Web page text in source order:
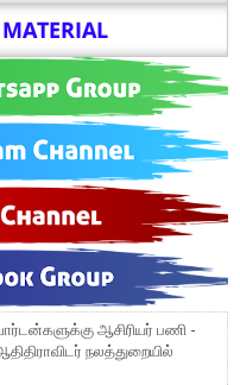
வார்டன்களுக்கு ஆசிரியர் பணி -
நலத்துறையில்